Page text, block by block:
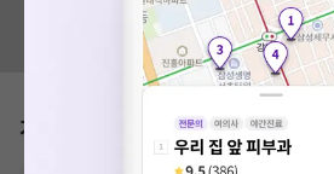
혹시 잘못된 병원정보가 있나요?
모두닥 팀에 알려주세요!
가격표